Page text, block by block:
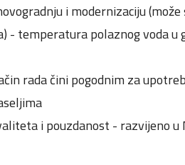
i modernizaciju
- temperatura polaznog voda u
rada čini pogodnim za
i pouzdanost - razvijeno u